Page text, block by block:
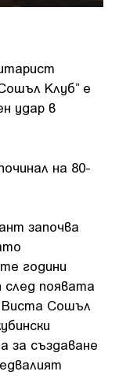
Клуб” е
удар в
на 80-
започва
години
след появата
Виста Сошъл
за създаване